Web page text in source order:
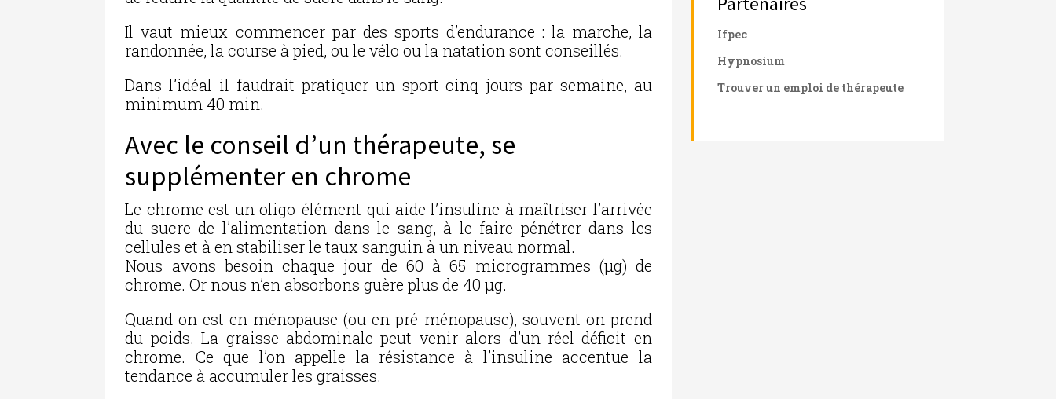
Il vaut mieux commencer par des sports d’endurance : la marche, la
randonnée, la course à pied, ou le vélo ou la natation sont conseillés.
Dans l’idéal il faudrait pratiquer un sport cinq jours par semaine, au
minimum 40 min.
Avec le conseil d’un thérapeute, se
supplémenter en chrome
Le chrome est un oligo-élément qui aide l’insuline à maîtriser l’arrivée
du sucre de l’alimentation dans le sang, à le faire pénétrer dans les
cellules et à en stabiliser le taux sanguin à un niveau normal.
Nous avons besoin chaque jour de 60 à 65 microgrammes (µg) de
chrome. Or nous n’en absorbons guère plus de 40 µg.
Quand on est en ménopause (ou en pré-ménopause), souvent on prend
du poids. La graisse abdominale peut venir alors d’un réel déficit en
chrome. Ce que l’on appelle la résistance à l’insuline accentue la
tendance à accumuler les graisses.
Ifpec
Hypnosium
Trouver un emploi de thérapeute